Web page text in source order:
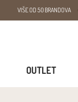
VIŠE OD 50 BRANDOVA
OUTLET